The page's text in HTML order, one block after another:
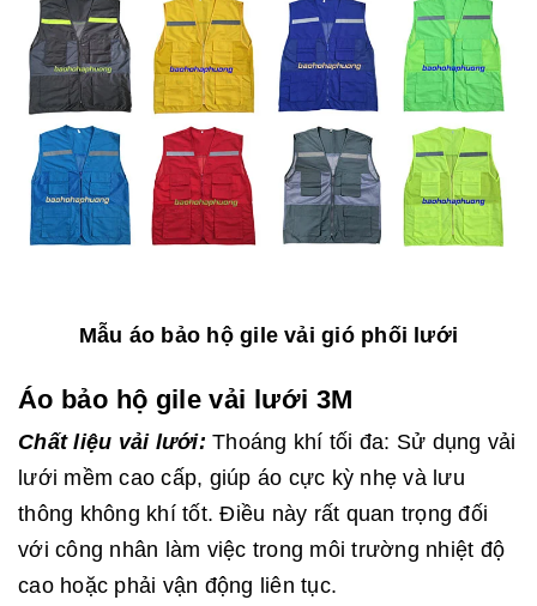
Mẫu áo bảo hộ gile vải gió phối lưới
Áo bảo hộ gile vải lưới 3M
Chất liệu vải lưới: Thoáng khí tối đa: Sử dụng vải
lưới mềm cao cấp, giúp áo cực kỳ nhẹ và lưu
thông không khí tốt. Điều này rất quan trọng đối
với công nhân làm việc trong môi trường nhiệt độ
cao hoặc phải vận động liên tục.